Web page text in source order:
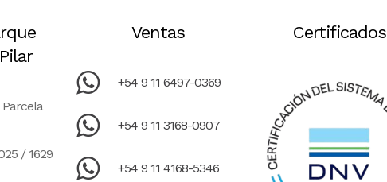
/ 1629
Ventas
+54 9 11 6497-0369
+54 9 11 3168-0907
+54 9 11 4168-5346
Certificados